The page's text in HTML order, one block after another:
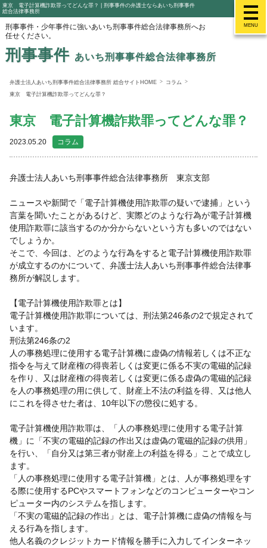
MENU
東京 電子計算機詐欺罪ってどんな罪？ | 刑事事件の弁護士ならあいち刑事事件
総合法律事務所
刑事事件・少年事件に強いあいち刑事事件総合法律事務所へお
任せください。
刑事事件 あいち刑事事件総合法律事務所
弁護士法人あいち刑事事件総合法律事務所 総合サイトHOME
コラム
東京 電子計算機詐欺罪ってどんな罪？
東京 電子計算機詐欺罪ってどんな罪？
2023.05.20 コラム
弁護士法人あいち刑事事件総合法律事務所 東京支部
ニュースや新聞で「電子計算機使用詐欺罪の疑いで逮捕」という
言葉を聞いたことがあるけど、実際どのような行為が電子計算機
使用詐欺罪に該当するのか分からないという方も多いのではない
でしょうか。
そこで、今回は、どのような行為をすると電子計算機使用詐欺罪
が成立するのかについて、弁護士法人あいち刑事事件総合法律事
務所が解説します。
【電子計算機使用詐欺罪とは】
電子計算機使用詐欺罪については、刑法第246条の2で規定されて
います。
刑法第246条の2
人の事務処理に使用する電子計算機に虚偽の情報若しくは不正な
指令を与えて財産権の得喪若しくは変更に係る不実の電磁的記録
を作り、又は財産権の得喪若しくは変更に係る虚偽の電磁的記録
を人の事務処理の用に供して、財産上不法の利益を得、又は他人
にこれを得させた者は、10年以下の懲役に処する。
電子計算機使用詐欺罪は、「人の事務処理に使用する電子計算
機」に「不実の電磁的記録の作出又は虚偽の電磁的記録の供用」
を行い、「自分又は第三者が財産上の利益を得る」ことで成立し
ます。
「人の事務処理に使用する電子計算機」とは、人が事務処理をす
る際に使用するPCやスマートフォンなどのコンピューターやコン
ピューター内のシステムを指します。
「不実の電磁的記録の作出」とは、電子計算機に虚偽の情報を与
える行為を指します。
他人名義のクレジットカード情報を勝手に入力してインターネッ